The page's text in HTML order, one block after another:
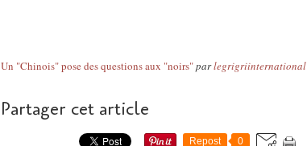
Un "Chinois" pose des questions aux "noirs"parlegrigriinternational
Partager cet article
Repost 0